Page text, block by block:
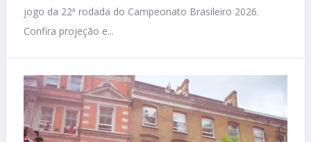
jogo da 22ª rodada do Campeonato Brasileiro 2026.
Confira projeção e...